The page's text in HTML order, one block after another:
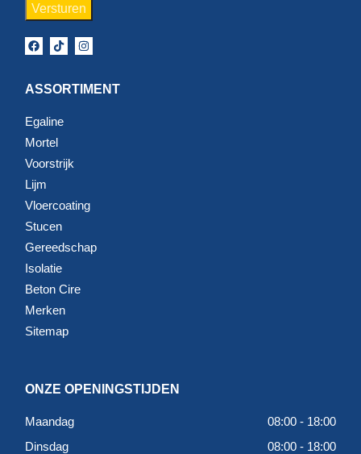
ASSORTIMENT
Egaline
Mortel
Voorstrijk
Lijm
Vloercoating
Stucen
Gereedschap
Isolatie
Beton Cire
Merken
Sitemap
ONZE OPENINGSTIJDEN
Maandag
08:00 - 18:00
Dinsdag
08:00 - 18:00